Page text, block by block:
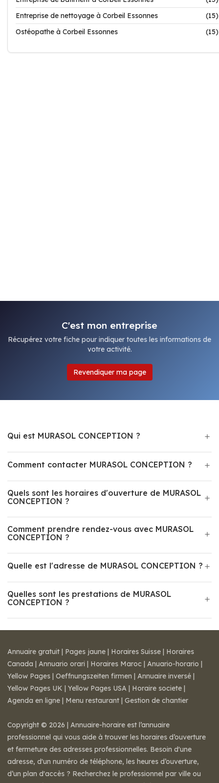
Entreprise de nettoyage à Corbeil Essonnes
(15)
Ostéopathe à Corbeil Essonnes
(15)
C'est mon entreprise
Récupérez votre fiche pour indiquer toutes les informations de
votre activité.
Revendiquer ma page
Qui est MURASOL CONCEPTION ?
Comment contacter MURASOL CONCEPTION ?
Quels sont les horaires d'ouverture de MURASOL
CONCEPTION ?
Comment prendre rendez-vous avec MURASOL
CONCEPTION ?
Quelle est l'adresse de MURASOL CONCEPTION ?
Quelles sont les prestations de MURASOL
CONCEPTION ?
Annuaire gratuit | Pages jaune | Horaires Suisse | Horaires
Canada | Annuario orari | Horaires Maroc | Anuario-horario |
Yellow Pages | Oeffnungszeiten firmen | Annuaire inversé |
Yellow Pages UK | Yellow Pages USA | Horaire societe |
Agenda en ligne | Menu restaurant | Gestion de chantier
Copyright © 2026 | Annuaire-horaire est l’annuaire
professionnel qui vous aide à trouver les horaires d’ouverture
et fermeture des adresses professionnelles. Besoin d'une
adresse, d'un numéro de téléphone, les heures d’ouverture,
d’un plan d'accès ? Recherchez le professionnel par ville ou